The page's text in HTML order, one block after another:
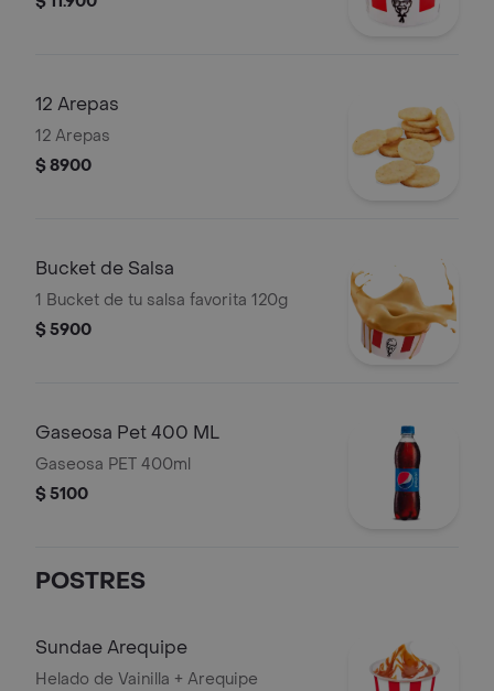
12 Arepas
12 Arepas
$ 8900
Bucket de Salsa
1 Bucket de tu salsa favorita 120g
$ 5900
Gaseosa Pet 400 ML
Gaseosa PET 400ml
$ 5100
POSTRES
Sundae Arequipe
Helado de Vainilla + Arequipe